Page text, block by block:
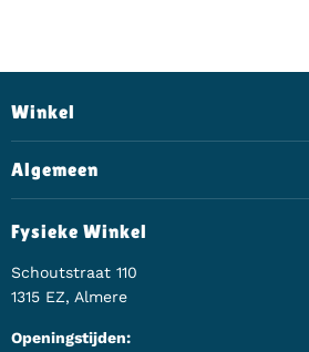
Winkel
Algemeen
Fysieke Winkel
Schoutstraat 110
1315 EZ, Almere
Openingstijden: